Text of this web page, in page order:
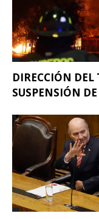
DIRECCIÓN
SUSPENSIÓN